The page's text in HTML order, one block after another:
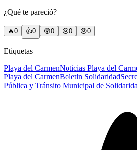
¿Qué te pareció?
🔥0 👍0 😲0 😢0 😠0
Etiquetas
Playa del CarmenNoticias Playa del
Playa del CarmenBoletín Solidaridad
Pública y Tránsito Municipal de